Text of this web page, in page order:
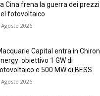
Cina frena la guerra dei prezzi
fotovoltaico
Agosto 2026
Capital entra in Chiron
obiettivo 1 GW di
e 500 MW di BESS
Agosto 2026